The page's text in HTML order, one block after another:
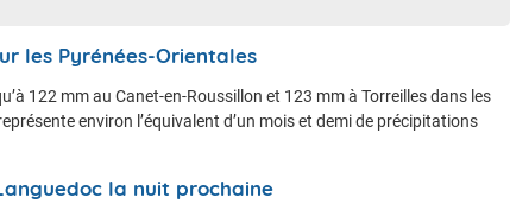
les Pyrénées-Orientales
122 mm au Canet-en-Roussillon et 123 mm à Torreilles dans les
environ l’équivalent d’un mois et demi de précipitations
la nuit prochaine